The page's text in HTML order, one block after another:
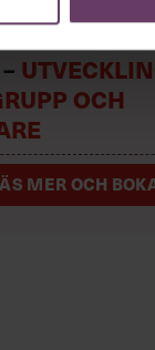
OCH
MER OCH